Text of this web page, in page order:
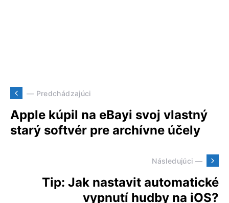
— Predchádzajúci
Apple kúpil na eBayi svoj vlastný
starý softvér pre archívne účely
Následujúci —
Tip: Jak nastavit automatické
vypnutí hudby na iOS?